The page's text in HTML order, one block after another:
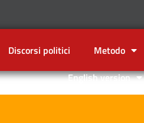
Discorsi politici Metodo
English version